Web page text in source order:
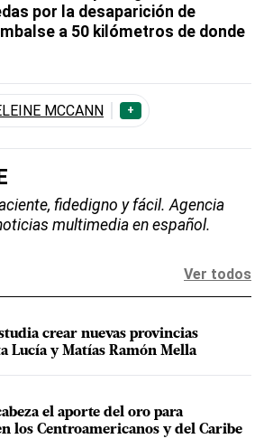
por la desaparición de
a 50 kilómetros de donde
MCCANN +
fidedigno y fácil. Agencia
multimedia en español.
Ver todos
crear nuevas provincias
Lucía y Matías Ramón Mella
el aporte del oro para
los Centroamericanos y del Caribe